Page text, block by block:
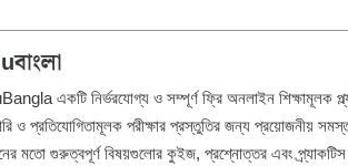
একটি নির্ভরযোগ্য ও সম্পূর্ণ ফ্রি অনলাইন শিক্ষামূলক
ও প্রতিযোগিতামূলক পরীক্ষার প্রস্তুতির জন্য প্রয়োজনীয়
মতো গুরুত্বপূর্ণ বিষয়গুলোর কুইজ, প্রশ্নোত্তর এবং